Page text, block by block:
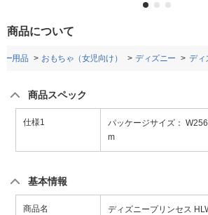
商品について
ー用品 おもちゃ（女児向け） ディズニー ディ
商品スペック
仕様1
パッケージサイズ：
m
基本情報
商品名
ディズニープリンセス